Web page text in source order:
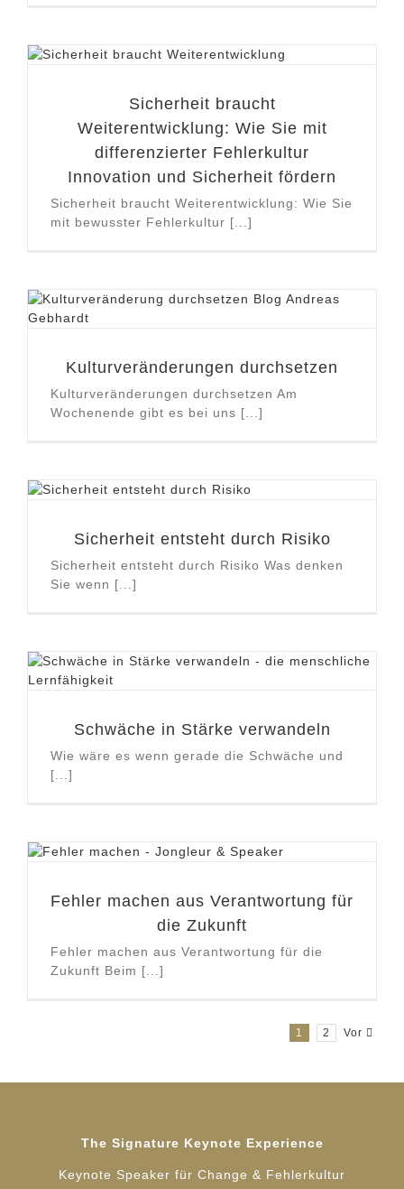
Sicherheit braucht
Weiterentwicklung: Wie Sie mit
differenzierter Fehlerkultur
Innovation und Sicherheit fördern
Sicherheit braucht Weiterentwicklung: Wie Sie
mit bewusster Fehlerkultur [...]
Kulturveränderungen durchsetzen
Kulturveränderungen durchsetzen Am
Wochenende gibt es bei uns [...]
Sicherheit entsteht durch Risiko
Sicherheit entsteht durch Risiko Was denken
Sie wenn [...]
Schwäche in Stärke verwandeln
Wie wäre es wenn gerade die Schwäche und
[...]
Fehler machen aus Verantwortung für
die Zukunft
Fehler machen aus Verantwortung für die
Zukunft Beim [...]
1 2 Vor
The Signature Keynote Experience
Keynote Speaker für Change & Fehlerkultur